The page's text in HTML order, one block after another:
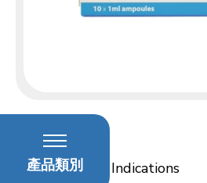
ingredient(s) Indications
產品類別